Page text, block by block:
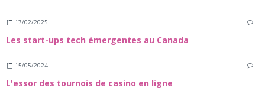
17/02/2025 …
Les start-ups tech émergentes au Canada
15/05/2024 …
L'essor des tournois de casino en ligne